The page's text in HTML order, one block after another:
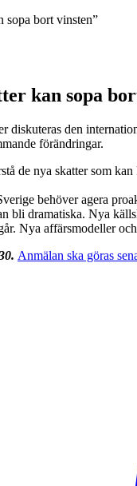
sopa bort vinsten”
kan sopa
den
förändringar.
de nya skatter som
behöver agera
bli dramatiska. Nya
Nya affärsmodeller
Anmälan ska göras